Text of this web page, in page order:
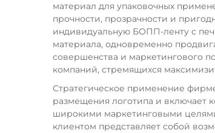
материал для упаковочных
прочности, прозрачности и
индивидуальную БОПП-ленту с
материала, одновременно
совершенства и маркетингового
компаний, стремящихся
Стратегическое применение
размещения логотипа и включает
широкими маркетинговыми
клиентом представляет собой